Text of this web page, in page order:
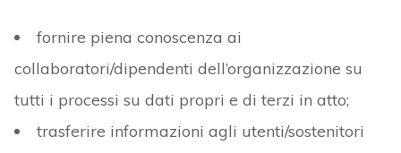
fornire piena conoscenza ai
collaboratori/dipendenti dell’organizzazione su
tutti i processi su dati propri e di terzi in atto;
trasferire informazioni agli utenti/sostenitori